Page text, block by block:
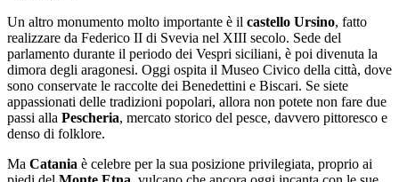
Un altro monumento molto importante è il castello Ursino, fatto
realizzare da Federico II di Svevia nel XIII secolo. Sede del
parlamento durante il periodo dei Vespri siciliani, è poi divenuta la
dimora degli aragonesi. Oggi ospita il Museo Civico della città, dove
sono conservate le raccolte dei Benedettini e Biscari. Se siete
appassionati delle tradizioni popolari, allora non potete non fare due
passi alla Pescheria, mercato storico del pesce, davvero pittoresco e
denso di folklore.
Ma Catania è celebre per la sua posizione privilegiata, proprio ai